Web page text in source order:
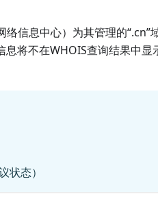
信息中心）为其管理的“.cn”
将不在WHOIS查询结果中
状态）